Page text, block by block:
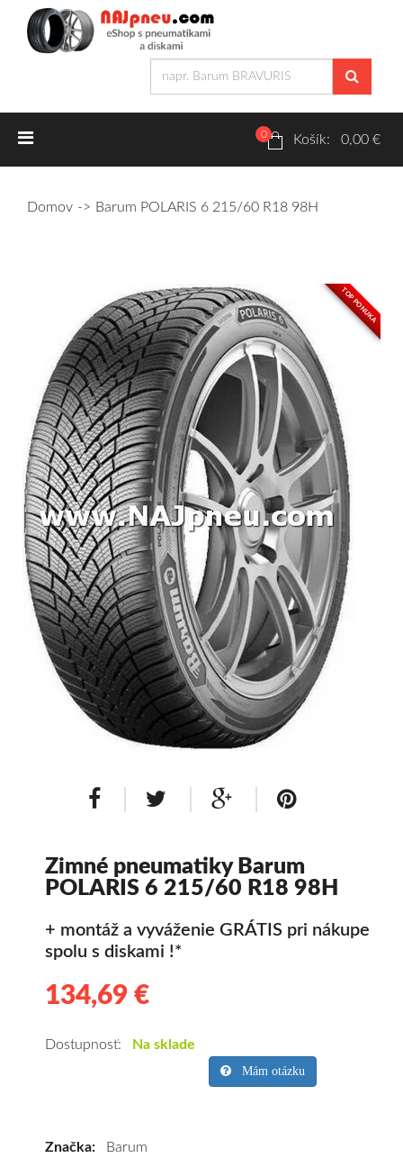
Letné pneumatiky
Zimné pneumatiky
Osobné/crossover + malé úžitkové
SUV/crossover + OFFRoad-ové
Dodávkové + malé úžitkové
Celoročné pneumatiky
Osobné/crossover + malé úžitkové
SUV/crossover + OFFRoad-ové
Dodávkové + malé úžitkové
Disky
Hliníkové / ALU disky / Elektróny
Puklice na kolesá Kontakt
0 Košík: 0,00 €
Domov Barum POLARIS 6 215/60 R18 98H
TOP PONUKA
Zimné pneumatiky Barum
POLARIS 6 215/60 R18 98H
+ montáž a vyváženie GRÁTIS pri nákupe
spolu s diskami !*
134,69 €
pneumatiky
Dostupnosť: Na sklade
Mám otázku
Značka: Barum